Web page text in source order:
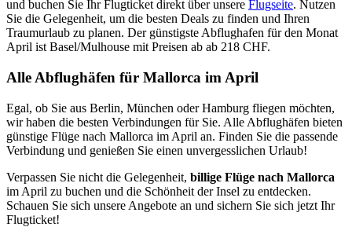
und buchen Sie Ihr Flugticket direkt über unsere Flugseite. Nutzen
Sie die Gelegenheit, um die besten Deals zu finden und Ihren
Traumurlaub zu planen. Der günstigste Abflughafen für den Monat
April ist Basel/Mulhouse mit Preisen ab ab 218 CHF.
Alle Abflughäfen für Mallorca im April
Egal, ob Sie aus Berlin, München oder Hamburg fliegen möchten,
wir haben die besten Verbindungen für Sie. Alle Abflughäfen bieten
günstige Flüge nach Mallorca im April an. Finden Sie die passende
Verbindung und genießen Sie einen unvergesslichen Urlaub!
Verpassen Sie nicht die Gelegenheit, billige Flüge nach Mallorca
im April zu buchen und die Schönheit der Insel zu entdecken.
Schauen Sie sich unsere Angebote an und sichern Sie sich jetzt Ihr
Flugticket!